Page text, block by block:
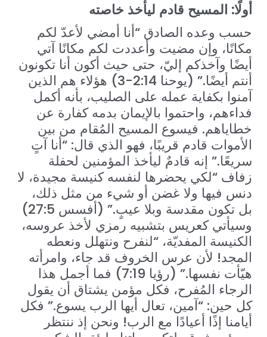
أولًا: المسيح قادم ليأخذ خاصته
حسب وعده الصادق “أنا أمضي لأعدّ لكم
مكانًا، وإن مضيت وأعددت لكم مكانًا آتي
أيضًا وآخذكم إليّ، حتى حيث أكون أنا تكونون
أنتم أيضًا.” (يوحنا 2:14-3) هؤلاء هم الذين
آمنوا بكفاية عمله على الصليب، بأنه أكمل
فداءهم، واحتموا بالإيمان بدمه كفارة عن
خطاياهم. فيسوع المسيح المُقام من بين
الأموات قادم قريبًا، فهو الذي قال: “أنا آتٍ
سريعًا.” إنه قادمٌ ليأخذ المؤمنين لحفلة
زفاف “لكي يحضرها لنفسه كنيسة مجيدة، لا
دنس فيها ولا غضن أو شيء من مثل ذلك،
بل تكون مقدسة وبلا عيبٍ.” (أفسس 27:5)
وسيأتي كعريس بتشبيه رمزي لأخذ عروسه،
الكنيسة المفديّة، “لنفرح ونتهلل ونعطه
المجد! لأن عرس الخروف قد جاء، وامرأته
هيّأت نفسها.” (رؤيا 7:19) فما أجمل هذا
الرجاء المُفرح، فكل مؤمن يشتاق أن يقول
كل حين: “آمين، تعال أيها الرب يسوع.” فكل
أيامنا إذًا أعيادًا مع الرب! ونحن إذ ننتظر